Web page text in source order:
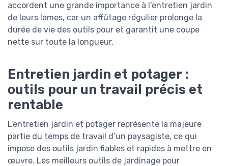
accordent une grande importance à l’entretien jardin
de leurs lames, car un affûtage régulier prolonge la
durée de vie des outils pour et garantit une coupe
nette sur toute la longueur.
Entretien jardin et potager :
outils pour un travail précis et
rentable
L’entretien jardin et potager représente la majeure
partie du temps de travail d’un paysagiste, ce qui
impose des outils jardin fiables et rapides à mettre en
œuvre. Les meilleurs outils de jardinage pour